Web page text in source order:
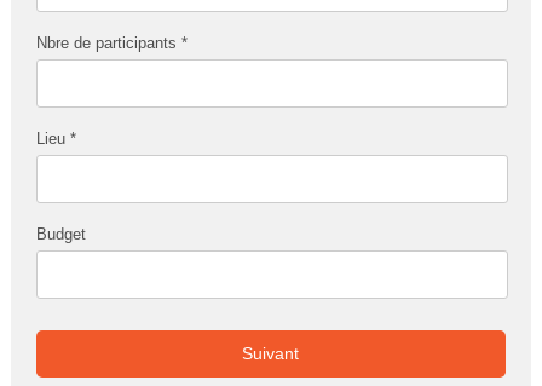
Nbre de participants *
Lieu *
Budget
Suivant